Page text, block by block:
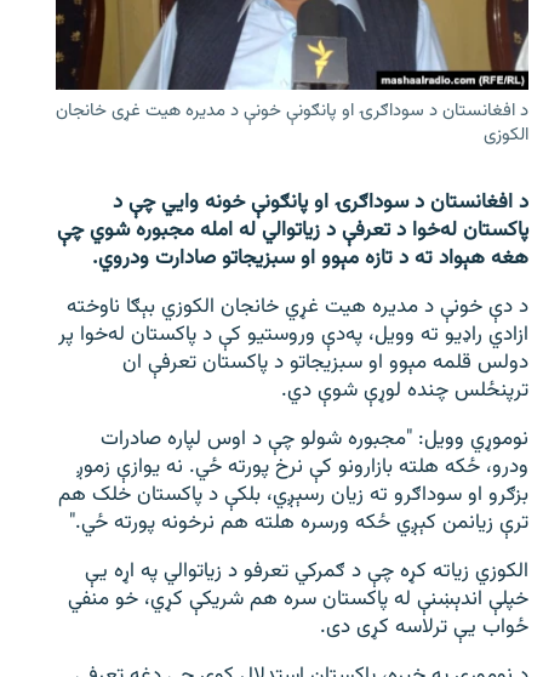
اړیکه
دري پاڼه
Azadi English
راسره ملګري شئ
د ازادې اروپا/ ازادي راډيو ټولې پاڼې
​د افغانستان د سوداګرۍ او پانګونې خونې د مدیره هیت غړی خانجان
الکوزی
​د افغانستان د سوداګرۍ او پانګونې خونه وایي چې د
پاکستان له‌خوا د تعرفې د زیاتوالي له امله مجبوره شوي چې
هغه هېواد ته د تازه مېوو او سبزیجاتو صادارت ودروي.
د دې خونې د مدیره هیت غړي خانجان الکوزي بېګا ناوخته
ازادي راډیو ته وویل، په‌دې وروستیو کې د پاکستان له‌خوا پر
دولس قلمه مېوو او سبزیجاتو د پاکستان تعرفې ان
ترپنځلس چنده لوړې شوې دي.
نوموړي وويل: "مجبوره شولو چې د اوس لپاره صادرات
ودرو، ځکه هلته بازارونو کې نرخ پورته ځي. نه یوازې زموږ
بزګرو او سوداګرو ته زیان رسېږي، بلکې د پاکستان خلک هم
ترې زیانمن کېږي ځکه ورسره هلته هم نرخونه پورته ځي."
الکوزي زیاته کړه چې د ګمرکي تعرفو د زیاتوالي په اړه یې
خپلې اندېښنې له پاکستان سره هم شریکې کړي، خو منفي
ځواب یې ترلاسه کړی دی.